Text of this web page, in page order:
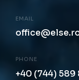
EMAIL
PHONE
+40 (744) 589